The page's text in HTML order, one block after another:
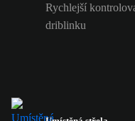
Rychlejší
driblinku